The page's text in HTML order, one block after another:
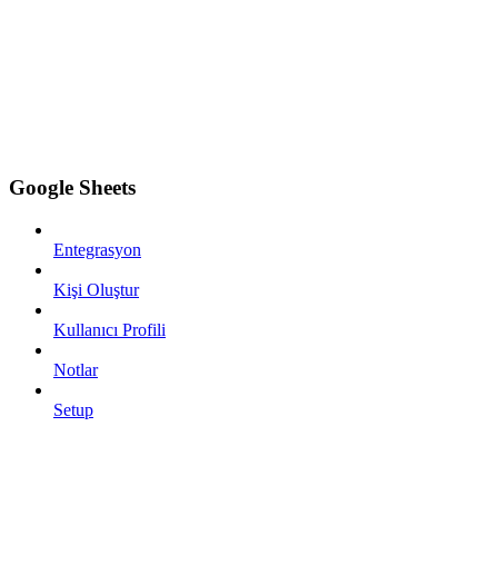
Google Sheets
Entegrasyon
Kişi Oluştur
Kullanıcı Profili
Notlar
Setup